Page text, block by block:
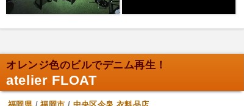
オレンジ色のビルでデニム再生！
atelier FLOAT